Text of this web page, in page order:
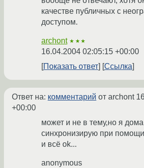
качестве публичных с
доступом.
archont ★★★
16.04.2004 02:05:15 +00:00
Показать ответ
Ссылка
Ответ на: комментарий от archont
+00:00
может и не в тему,но я
синхронизирую при
и всё ok...
anonymous